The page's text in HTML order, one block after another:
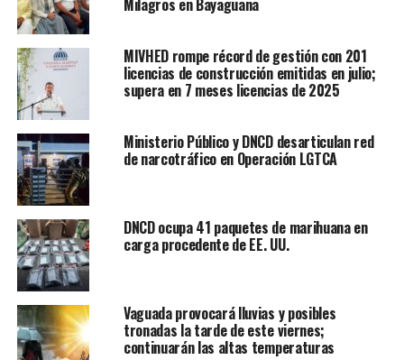
Milagros en Bayaguana
MIVHED rompe récord de gestión con 201
licencias de construcción emitidas en julio;
supera en 7 meses licencias de 2025
Ministerio Público y DNCD desarticulan red
de narcotráfico en Operación LGTCA
DNCD ocupa 41 paquetes de marihuana en
carga procedente de EE. UU.
Vaguada provocará lluvias y posibles
tronadas la tarde de este viernes;
continuarán las altas temperaturas